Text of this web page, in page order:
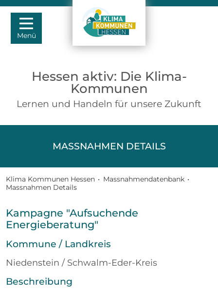
Menü
Hessen aktiv: Die Klima-
Kommunen
Lernen und Handeln für unsere Zukunft
MASSNAHMEN DETAILS
Klima Kommunen Hessen • Massnahmendatenbank •
Massnahmen Details
Kampagne "Aufsuchende
Energieberatung"
Kommune / Landkreis
Niedenstein / Schwalm-Eder-Kreis
Beschreibung